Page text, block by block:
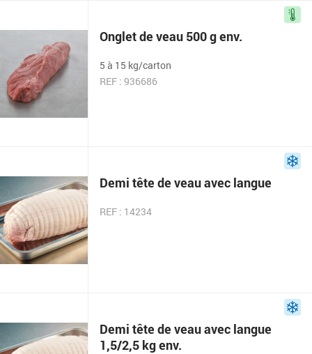
Onglet de veau 500 g env.
5 à 15 kg/carton
REF : 936686
Demi tête de veau avec langue
REF : 14234
Demi tête de veau avec langue
1,5/2,5 kg env.